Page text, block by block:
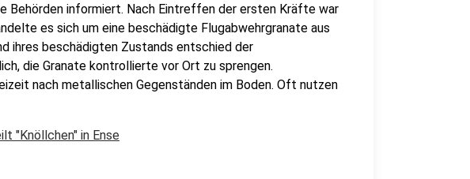
informiert. Nach Eintreffen der ersten Kräfte war
es sich um eine beschädigte Flugabwehrgranate aus
ihres beschädigten Zustands entschied der
die Granate kontrollierte vor Ort zu sprengen.
nach metallischen Gegenständen im Boden. Oft nutzen
"Knöllchen" in Ense